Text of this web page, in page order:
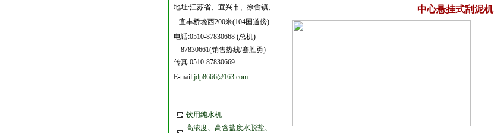
地址:江苏省、宜兴市、徐舍镇、
宜丰桥堍西200米(104国道傍)
电话:0510-87830668 (总机)
87830661(销售热线/蹇胜勇)
传真:0510-87830669
E-mail:jdp8666@163.com
饮用纯水机
高浓度、高含盐废水脱盐、
中心悬挂式刮泥机